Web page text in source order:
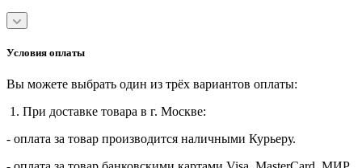
Условия оплаты
Вы можете выбрать один из трёх вариантов оплаты:
1. При доставке товара в г. Москве:
- оплата за товар производится наличными Курьеру.